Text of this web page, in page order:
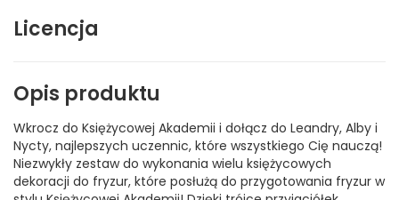
Licencja
Opis produktu
Wkrocz do Księżycowej Akademii i dołącz do Leandry, Alby i
Nycty, najlepszych uczennic, które wszystkiego Cię nauczą!
Niezwykły zestaw do wykonania wielu księżycowych
dekoracji do fryzur, które posłużą do przygotowania fryzur w